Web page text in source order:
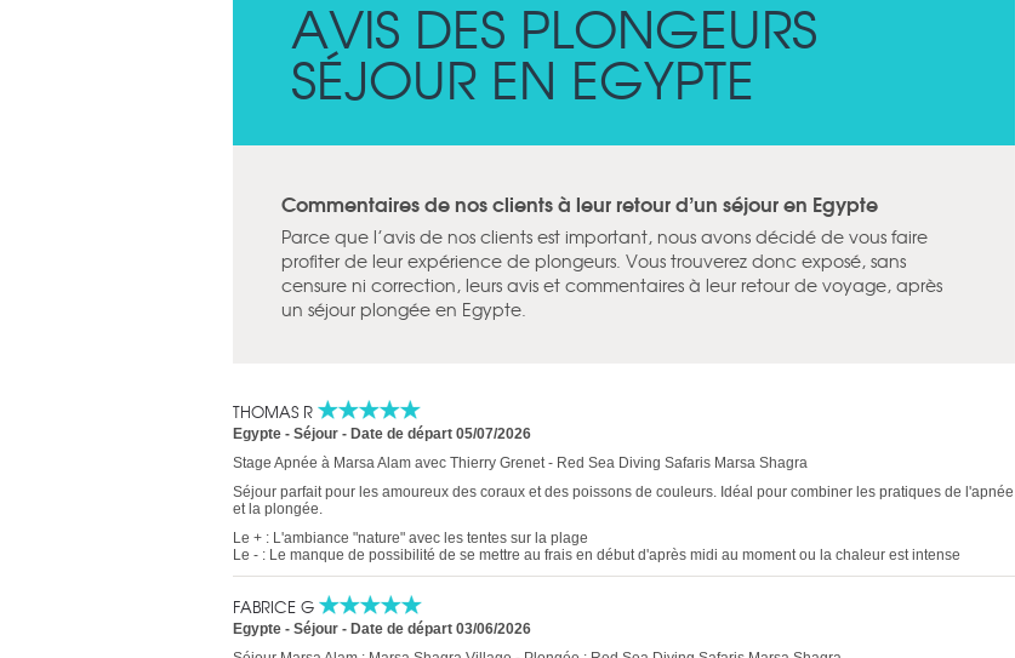
AVIS DES PLONGEURS
SÉJOUR EN EGYPTE
Commentaires de nos clients à leur retour d’un séjour en Egypte
Parce que l’avis de nos clients est important, nous avons décidé de vous faire
profiter de leur expérience de plongeurs. Vous trouverez donc exposé, sans
censure ni correction, leurs avis et commentaires à leur retour de voyage, après
un séjour plongée en Egypte.
THOMAS R
Egypte - Séjour - Date de départ 05/07/2026
Stage Apnée à Marsa Alam avec Thierry Grenet - Red Sea Diving Safaris Marsa Shagra
Séjour parfait pour les amoureux des coraux et des poissons de couleurs. Idéal pour combiner les pratiques de l'apnée
et la plongée.
Le + : L'ambiance "nature" avec les tentes sur la plage
Le - : Le manque de possibilité de se mettre au frais en début d'après midi au moment ou la chaleur est intense
FABRICE G
Egypte - Séjour - Date de départ 03/06/2026